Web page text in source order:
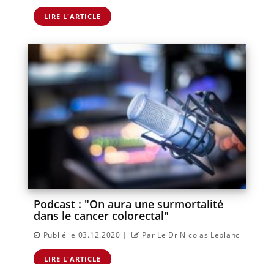
LIRE L'ARTICLE
Podcast : "On aura une surmortalité
dans le cancer colorectal"
Publié le 03.12.2020 | Par Le Dr Nicolas Leblanc
LIRE L'ARTICLE